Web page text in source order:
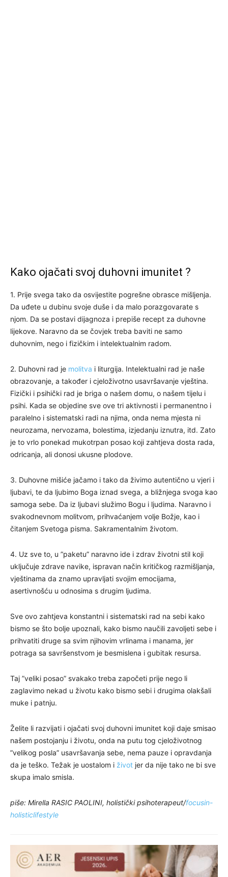
Kako ojačati svoj duhovni imunitet ?
1. Prije svega tako da osvijestite pogrešne obrasce mišljenja.
Da uđete u dubinu svoje duše i da malo porazgovarate s
njom. Da se postavi dijagnoza i prepiše recept za duhovne
lijekove. Naravno da se čovjek treba baviti ne samo
duhovnim, nego i fizičkim i intelektualnim radom.
2. Duhovni rad je molitva i liturgija. Intelektualni rad je naše
obrazovanje, a također i cjeloživotno usavršavanje vještina.
Fizički i psihički rad je briga o našem domu, o našem tijelu i
psihi. Kada se objedine sve ove tri aktivnosti i permanentno i
paralelno i sistematski radi na njima, onda nema mjesta ni
neurozama, nervozama, bolestima, izjedanju iznutra, itd. Zato
je to vrlo ponekad mukotrpan posao koji zahtjeva dosta rada,
odricanja, ali donosi ukusne plodove.
3. Duhovne mišiće jačamo i tako da živimo autentično u vjeri i
ljubavi, te da ljubimo Boga iznad svega, a bližnjega svoga kao
samoga sebe. Da iz ljubavi služimo Bogu i ljudima. Naravno i
svakodnevnom molitvom, prihvaćanjem volje Božje, kao i
čitanjem Svetoga pisma. Sakramentalnim životom.
4. Uz sve to, u ”paketu” naravno ide i zdrav životni stil koji
uključuje zdrave navike, ispravan način kritičkog razmišljanja,
vještinama da znamo upravljati svojim emocijama,
asertivnošću u odnosima s drugim ljudima.
Sve ovo zahtjeva konstantni i sistematski rad na sebi kako
bismo se što bolje upoznali, kako bismo naučili zavoljeti sebe i
prihvatiti druge sa svim njihovim vrlinama i manama, jer
potraga sa savršenstvom je besmislena i gubitak resursa.
Taj ”veliki posao” svakako treba započeti prije nego li
zaglavimo nekad u životu kako bismo sebi i drugima olakšali
muke i patnju.
Želite li razvijati i ojačati svoj duhovni imunitet koji daje smisao
našem postojanju i životu, onda na putu tog cjeloživotnog
”velikog posla” usavršavanja sebe, nema pauze i opravdanja
da je teško. Težak je uostalom i život jer da nije tako ne bi sve
skupa imalo smisla.
piše: Mirella RASIC PAOLINI, holistički psihoterapeut/focusin-
holisticlifestyle